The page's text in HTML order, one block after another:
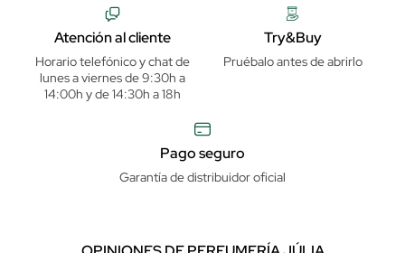
Atención al cliente
Horario telefónico y chat de
lunes a viernes de 9:30h a
14:00h y de 14:30h a 18h
Try&Buy
Pruébalo antes de abrirlo
Pago seguro
Garantía de distribuidor oficial